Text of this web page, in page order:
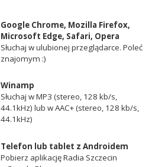
Google Chrome, Mozilla Firefox,
Microsoft Edge, Safari, Opera
Słuchaj w ulubionej przeglądarce. Poleć
znajomym :)
Winamp
Słuchaj w MP3 (stereo, 128 kb/s,
44.1kHz) lub w AAC+ (stereo, 128 kb/s,
44.1kHz)
Telefon lub tablet z Androidem
Pobierz aplikację Radia Szczecin